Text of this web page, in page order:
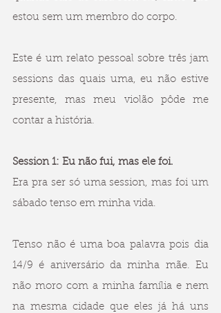
estou sem um membro do corpo.
Este é um relato pessoal sobre três jam
sessions das quais uma, eu não estive
presente, mas meu violão pôde me
contar a história.
Session 1: Eu não fui, mas ele foi.
Era pra ser só uma session, mas foi um
sábado tenso em minha vida.
Tenso não é uma boa palavra pois dia
14/9 é aniversário da minha mãe. Eu
não moro com a minha família e nem
na mesma cidade que eles já há uns